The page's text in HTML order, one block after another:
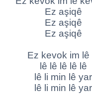
الليلةنفرح
الليلة
الليلةنفرح
الليلةتنقول
Ez aşiqê
Ez aşiqê
Ez aşiqê
Ez kevok im lê
lê lê lê lê lê
lê li min lê yar
lê li min lê yar